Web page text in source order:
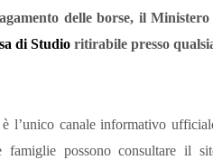
delle borse, il Ministero
di Studio ritirabile presso
l’unico canale informativo
famiglie possono consultare il